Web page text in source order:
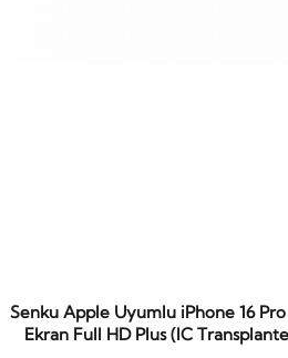
Sepete Ekle
Senku Apple Uyumlu iPhone 16
Ekran Full HD Plus (IC